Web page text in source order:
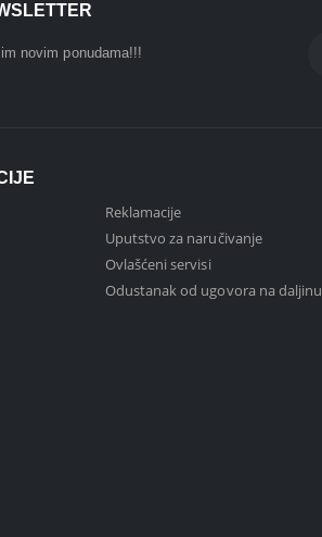
novim ponudama!!!
Reklamacije
Uputstvo za naručivanje
Ovlašćeni servisi
Odustanak od ugovora na daljinu